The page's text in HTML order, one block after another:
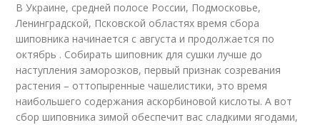
В Украине, средней полосе России, Подмосковье,
Ленинградской, Псковской областях время сбора
шиповника начинается с августа и продолжается по
октябрь . Собирать шиповник для сушки лучше до
наступления заморозков, первый признак созревания
растения – оттопыренные чашелистики, это время
наибольшего содержания аскорбиновой кислоты. А вот
сбор шиповника зимой обеспечит вас сладкими ягодами,